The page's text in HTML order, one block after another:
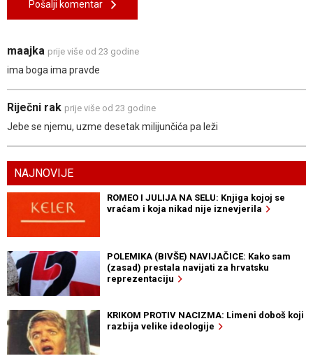
Pošalji komentar
maajka prije više od 23 godine
ima boga ima pravde
Riječni rak prije više od 23 godine
Jebe se njemu, uzme desetak milijunčića pa leži
NAJNOVIJE
ROMEO I JULIJA NA SELU: Knjiga kojoj se
vraćam i koja nikad nije iznevjerila
POLEMIKA (BIVŠE) NAVIJAČICE: Kako sam
(zasad) prestala navijati za hrvatsku
reprezentaciju
KRIKOM PROTIV NACIZMA: Limeni doboš koji
razbija velike ideologije